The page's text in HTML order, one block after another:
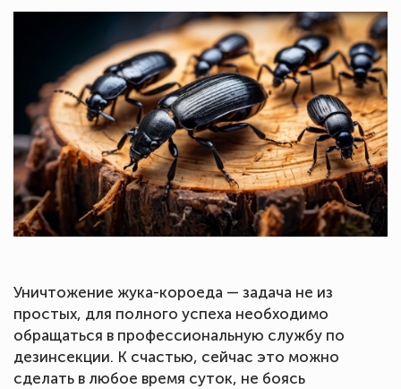
Уничтожение жука-короеда — задача не из
простых, для полного успеха необходимо
обращаться в профессиональную службу по
дезинсекции. К счастью, сейчас это можно
сделать в любое время суток, не боясь